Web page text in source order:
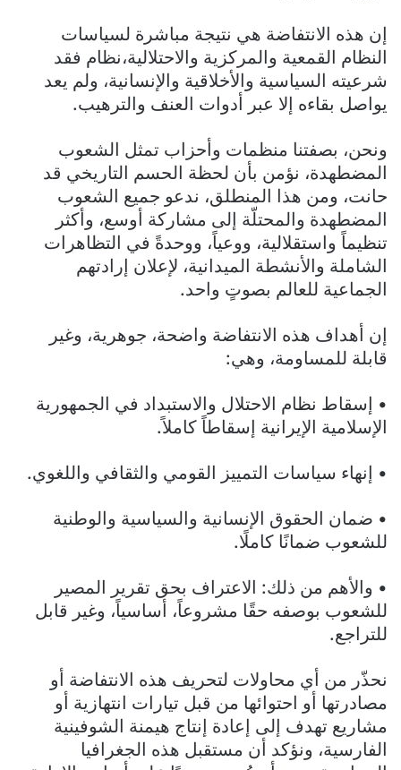
إن هذه الانتفاضة هي نتيجة مباشرة لسياسات
النظام القمعية والمركزية والاحتلالية،نظام فقد
شرعيته السياسية والأخلاقية والإنسانية، ولم يعد
يواصل بقاءه إلا عبر أدوات العنف والترهيب.
ونحن، بصفتنا منظمات وأحزاب تمثل الشعوب
المضطهدة، نؤمن بأن لحظة الحسم التاريخي قد
حانت، ومن هذا المنطلق، ندعو جميع الشعوب
المضطهدة والمحتلّة إلى مشاركة أوسع، وأكثر
تنظيماً واستقلالية، ووعياً، ووحدةً في التظاهرات
الشاملة والأنشطة الميدانية، لإعلان إرادتهم
الجماعية للعالم بصوتٍ واحد.
إن أهداف هذه الانتفاضة واضحة، جوهرية، وغير
قابلة للمساومة، وهي:
• إسقاط نظام الاحتلال والاستبداد في الجمهورية
الإسلامية الإيرانية إسقاطاً كاملاً.
• إنهاء سياسات التمييز القومي والثقافي واللغوي.
• ضمان الحقوق الإنسانية والسياسية والوطنية
للشعوب ضمانًا كاملًا.
• والأهم من ذلك: الاعتراف بحق تقرير المصير
للشعوب بوصفه حقًا مشروعاً، أساسياً، وغير قابل
للتراجع.
نحذّر من أي محاولات لتحريف هذه الانتفاضة أو
مصادرتها أو احتوائها من قبل تيارات انتهازية أو
مشاريع تهدف إلى إعادة إنتاج هيمنة الشوفينية
الفارسية، ونؤكد أن مستقبل هذه الجغرافيا